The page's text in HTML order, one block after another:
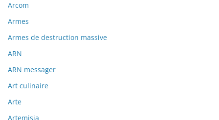
Arcom
Armes
Armes de destruction massive
ARN
ARN messager
Art culinaire
Arte
Artemisia